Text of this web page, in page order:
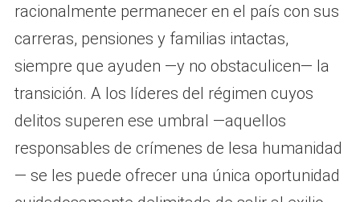
racionalmente permanecer en el país con sus
carreras, pensiones y familias intactas,
siempre que ayuden —y no obstaculicen— la
transición. A los líderes del régimen cuyos
delitos superen ese umbral —aquellos
responsables de crímenes de lesa humanidad
— se les puede ofrecer una única oportunidad